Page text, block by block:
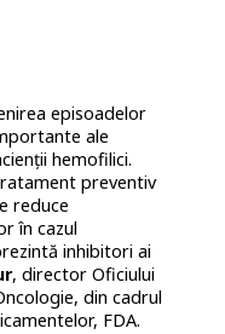
episoadelor
ale
hemofilici.
preventiv
reduce
în cazul
inhibitori ai
, director Oficiului
din cadrul
FDA.